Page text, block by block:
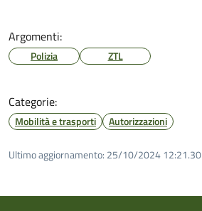
Argomenti:
Polizia ZTL
Categorie:
Mobilità e trasporti Autorizzazioni
Ultimo aggiornamento: 25/10/2024 12:21.30